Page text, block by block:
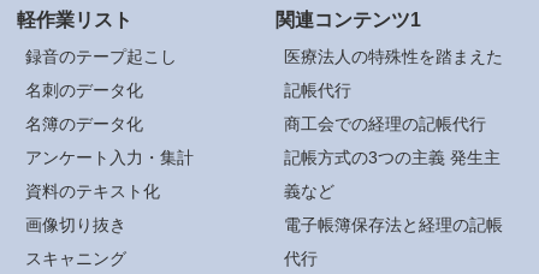
軽作業リスト
録音のテープ起こし
名刺のデータ化
名簿のデータ化
アンケート入力・集計
資料のテキスト化
画像切り抜き
スキャニング
関連コンテンツ1
医療法人の特殊性を踏まえた
記帳代行
商工会での経理の記帳代行
記帳方式の3つの主義 発生主
義など
電子帳簿保存法と経理の記帳
代行